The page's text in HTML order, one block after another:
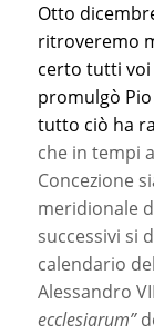
Otto
ritroveremo
certo tutti voi
promulgò
tutto ciò ha
che in tempi
Concezione
meridionale
successivi si
calendario
Alessandro
ecclesiarum”